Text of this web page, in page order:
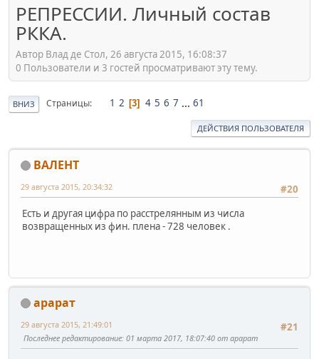
РЕПРЕССИИ. Личный состав
РККА.
Автор Влад де Стол, 26 августа 2015, 16:08:37
0 Пользователи и 3 гостей просматривают эту тему.
ВНИЗ Страницы 1 2 3 4 5 6 7 ... 61
ДЕЙСТВИЯ ПОЛЬЗОВАТЕЛЯ
ВАЛЕНТ
#20
29 августа 2015, 20:34:32
Есть и другая цифра по расстрелянным из числа
возвращенных из фин. плена - 728 человек .
арарат
#21
29 августа 2015, 21:49:01
Последнее редактирование: 01 марта 2017, 18:07:40 от арарат